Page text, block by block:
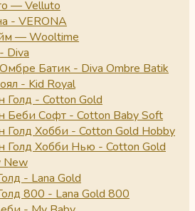
— Velluto
- VERONA
— Wooltime
Diva
Батик - Diva Ombre Batik
- Kid Royal
Голд - Cotton Gold
Беби Софт - Cotton Baby Soft
Голд Хобби - Cotton Gold Hobby
Голд Хобби Нью - Cotton Gold
New
- Lana Gold
800 - Lana Gold 800